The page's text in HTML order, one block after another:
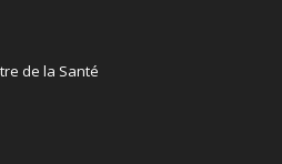
de la Santé